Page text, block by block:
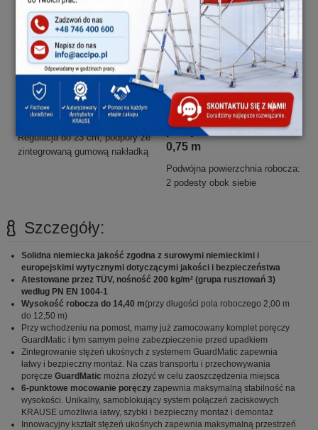
Teleskopowe podpory
Regulacja do 23 cm, podpory ze
zintegrowaną gumową nakładką
Szeroka powierzchnia
pracy, 1,50 m zamiast
0,75 m
Podwójna powierzchnia robocza:
2 podesty obok siebie
Szczegóły:
Solidna niemiecka jakość zgodna z surowymi niemieckimi i
europejskimi wytycznymi dotyczącymi jakości i bezpieczeństwa
Atestowane przez TÜV, nośność 200 kg/m² (grupa rusztowań 3)
według PN EN 1004-1
Wysokość robocza do 14,40 m(przy długości pola roboczego 2,00 m
do 12,50 m)
Przy wchodzeniu na pomost, mamy już zamocowany komplet poręczy
GuardMatic i tym samym pełne zabezpieczenie przed upadkiem
Zintegrowanie stężeń ukośnych z systemem GuardMatic zapewnia
łatwy i bezpieczny montaż. Na czas transportu i przechowywania
poręcze GuardMatic można złożyć w celu zaoszczędzenia miejsca
6-punktowe mocowanie poręczy zapewnia maksymalną stabilność na
wysokości. Unikalny, samoblokujący system połączeń zaciskowych
KRAUSE umożliwia łatwy, szybki i bezpieczny montaż i demontaż
Innowacyjny kształt stężeń ukośnych zapewnia maksymalną przestrzeń